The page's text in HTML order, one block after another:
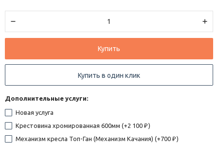
Купить
Купить в один клик
Дополнительные услуги:
Новая услуга
Крестовина хромированная 600мм (+2 100 ₽ )
Механизм кресла Топ-Ган (Механизм Качания) (+700 ₽ )